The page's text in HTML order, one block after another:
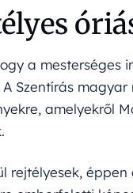
a mesterséges
Szentírás
amelyekről
rejtélyesek,